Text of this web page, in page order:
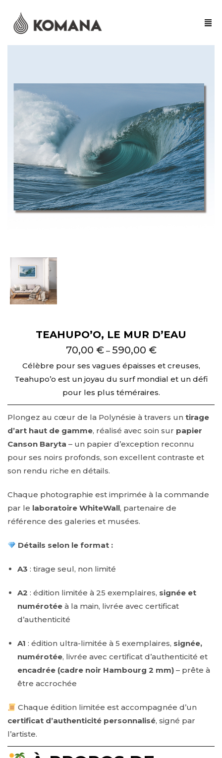
TEAHUPO’O, LE MUR D’EAU
70,00 €– 590,00 €
Célèbre pour ses vagues épaisses et creuses,
Teahupo’o est un joyau du surf mondial et un défi
pour les plus téméraires.
Plongez au cœur de la Polynésie à travers un tirage
d’art haut de gamme, réalisé avec soin sur papier
Canson Baryta – un papier d’exception reconnu
pour ses noirs profonds, son excellent contraste et
son rendu riche en détails.
Chaque photographie est imprimée à la commande
par le laboratoire WhiteWall, partenaire de
référence des galeries et musées.
Détails selon le format :
A3 : tirage seul, non limité
A2 : édition limitée à 25 exemplaires, signée et
numérotée à la main, livrée avec certificat
d’authenticité
A1 : édition ultra-limitée à 5 exemplaires, signée,
numérotée, livrée avec certificat d’authenticité et
encadrée (cadre noir Hambourg 2 mm) – prête à
être accrochée
Chaque édition limitée est accompagnée d’un
certificat d’authenticité personnalisé, signé par
l’artiste.